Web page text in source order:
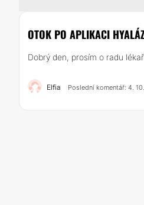
OTOK PO APLIKACI
Dobrý den, prosím o radu
Elfia Poslední komentář: 4.